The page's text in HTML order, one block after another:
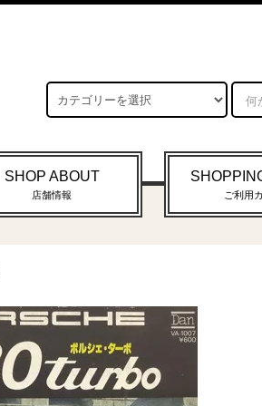
SHOP ABOUT
店舗情報 ご利用